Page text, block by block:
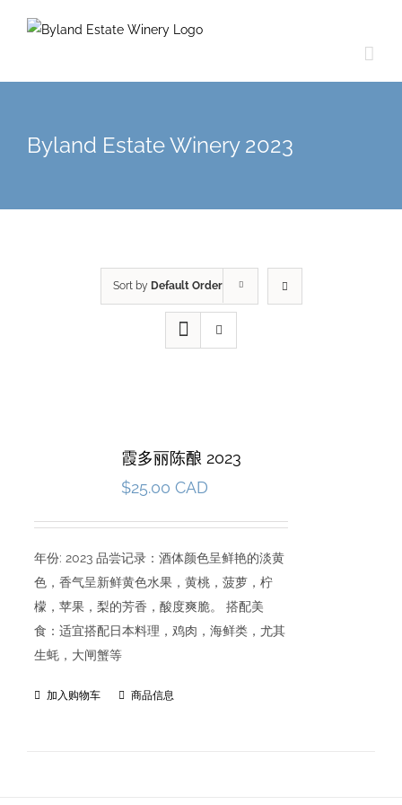
Byland Estate Winery 2023
Sort by Default Order
霞多丽陈酿 2023
$25.00 CAD
年份: 2023 品尝记录：酒体颜色呈鲜艳的淡黄
色，香气呈新鲜黄色水果，黄桃，菠萝，柠
檬，苹果，梨的芳香，酸度爽脆。 搭配美
食：适宜搭配日本料理，鸡肉，海鲜类，尤其
生蚝，大闸蟹等
加入购物车 商品信息